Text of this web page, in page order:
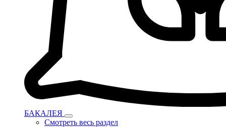
БАКАЛЕЯ
Смотреть весь раздел